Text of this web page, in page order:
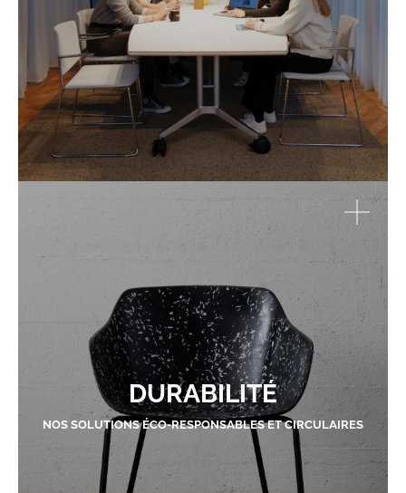
DURABILITÉ
NOS SOLUTIONS ÉCO-RESPONSABLES ET CIRCULAIRES